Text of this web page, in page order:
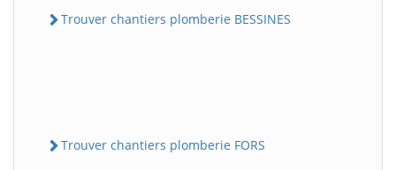
Trouver chantiers plomberie BESSINES
Trouver chantiers plomberie FORS